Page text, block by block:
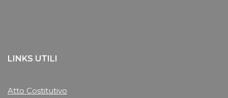
LINKS UTILI
Atto Costitutivo